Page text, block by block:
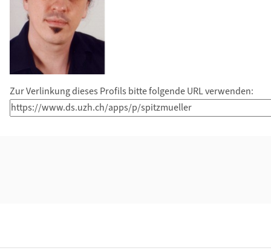
Zur Verlinkung dieses Profils bitte folgende URL verwenden: